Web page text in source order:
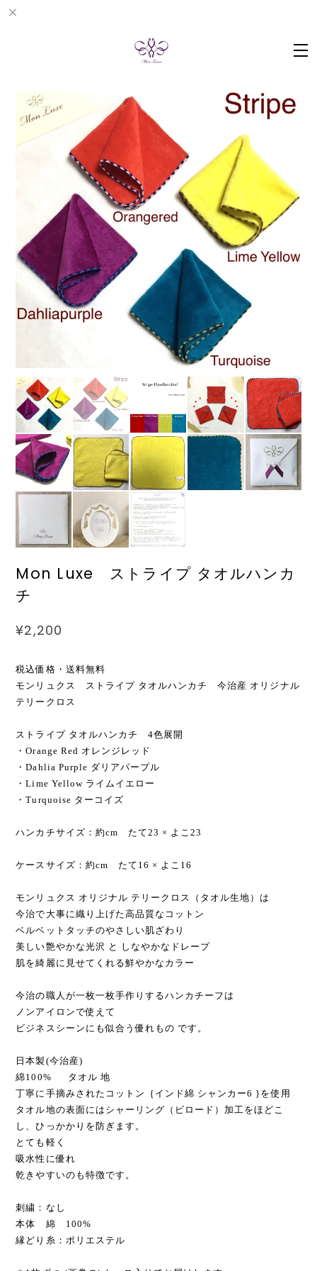
Mon Luxe ストライプ タオルハンカ
チ
¥2,200
税込価格・送料無料
モンリュクス ストライプ タオルハンカチ 今治産 オリジナル
テリークロス
ストライプ タオルハンカチ 4色展開
・Orange Red オレンジレッド
・Dahlia Purple ダリアパープル
・Lime Yellow ライムイエロー
・Turquoise ターコイズ
ハンカチサイズ：約cm たて23 × よこ23
ケースサイズ：約cm たて16 × よこ16
モンリュクス オリジナル テリークロス（タオル生地）は
今治で大事に織り上げた高品質なコットン
ベルベットタッチのやさしい肌ざわり
美しい艶やかな光沢 と しなやかなドレープ
肌を綺麗に見せてくれる鮮やかなカラー
今治の職人が一枚一枚手作りするハンカチーフは
ノンアイロンで使えて
ビジネスシーンにも似合う優れもの です。
日本製(今治産)
綿100% タオル 地
丁寧に手摘みされたコットン｛インド綿 シャンカー6 }を使用
タオル地の表面にはシャーリング（ビロード）加工をほどこ
し、ひっかかりを防ぎます。
とても軽く
吸水性に優れ
乾きやすいのも特徴です。
刺繍：なし
本体 綿 100%
縁どり糸：ポリエステル